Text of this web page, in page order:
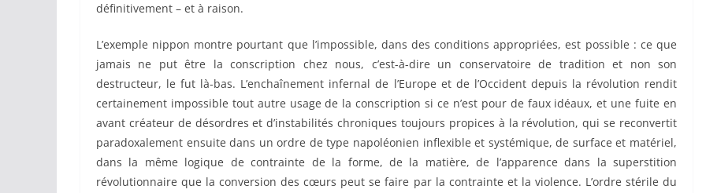
définitivement – et à raison.
L’exemple nippon montre pourtant que l’impossible, dans des conditions appropriées, est possible : ce que
jamais ne put être la conscription chez nous, c’est-à-dire un conservatoire de tradition et non son
destructeur, le fut là-bas. L’enchaînement infernal de l’Europe et de l’Occident depuis la révolution rendit
certainement impossible tout autre usage de la conscription si ce n’est pour de faux idéaux, et une fuite en
avant créateur de désordres et d’instabilités chroniques toujours propices à la révolution, qui se reconvertit
paradoxalement ensuite dans un ordre de type napoléonien inflexible et systémique, de surface et matériel,
dans la même logique de contrainte de la forme, de la matière, de l’apparence dans la superstition
révolutionnaire que la conversion des cœurs peut se faire par la contrainte et la violence. L’ordre stérile du